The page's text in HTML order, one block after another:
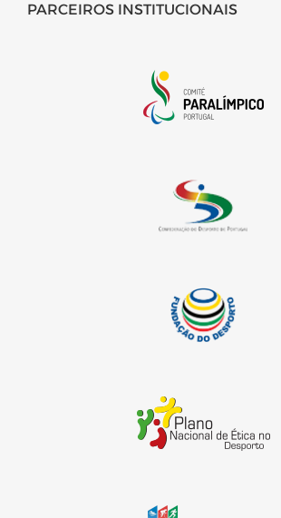
PARCEIROS INSTITUCIONAIS